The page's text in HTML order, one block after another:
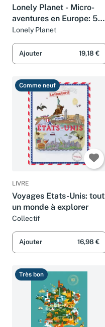
Lonely Planet - Micro-
aventures en Europe: 50
idées pour découvrir le
continent en mode actif,
sur terre, dans les airs ou
sur l
Lonely Planet
Ajouter 19,18 €
Comme neuf
LIVRE
Voyages Etats-Unis: tout
un monde à explorer
Collectif
Ajouter 16,98 €
Très bon